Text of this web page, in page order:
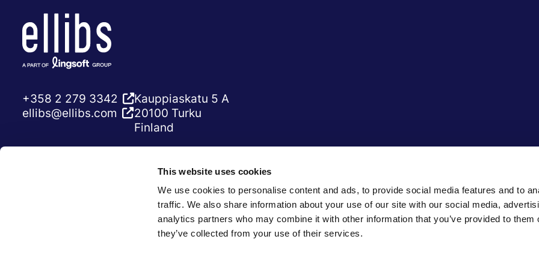
This website uses cookies
We use cookies to personalise content and ads, to provide social media features and to
traffic. We also share information about your use of our site with our social media,
analytics partners who may combine it with other information that you’ve provided to them
they’ve collected from your use of their services.
+358 2 279 3342
ellibs@ellibs.com
Kauppiaskatu 5 A
20100 Turku
Finland
00130 Helsinki